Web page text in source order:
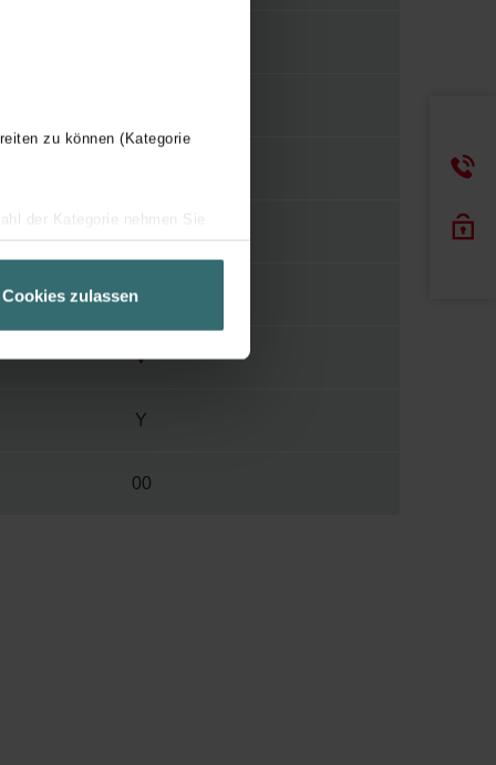
zu können (Kategorie
der Kategorie nehmen Sie
Informationen
über einen Link in der
Cookies zulassen46 mm
V
Y
00